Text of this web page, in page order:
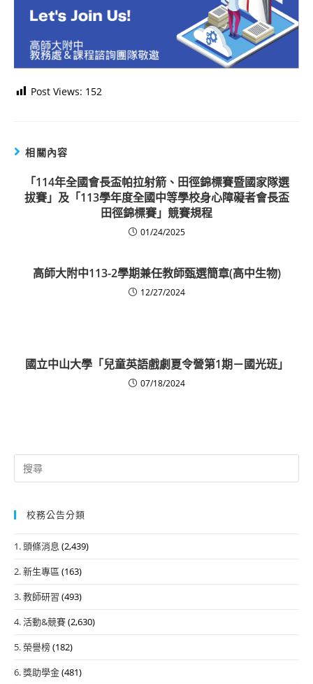
Post Views: 152
相關內容
「114年全國會長盃帕拉射箭、田徑錦標賽暨國家隊選
拔賽」及「113學年度全國中等學校身心障礙者會長盃
田徑錦標賽」競賽規程
01/24/2025
高師大附中113-2學期兼任教師甄選簡章(高中生物)
12/27/2024
國立中山大學「兒童英語戲劇夏令營第1期－國光班」
07/18/2024
Search
for:
校務公告分類
1. 頭條消息 (2,439)
2. 新生專區 (163)
3. 教師研習 (493)
4. 活動&競賽(2,630)
5. 榮譽榜(182)
6. 獎助學金(481)